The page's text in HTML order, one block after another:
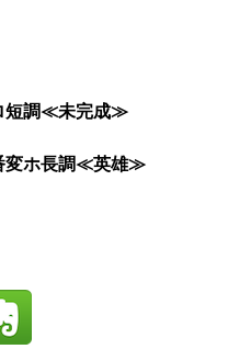
短調≪未完成≫
変ホ長調≪英雄≫